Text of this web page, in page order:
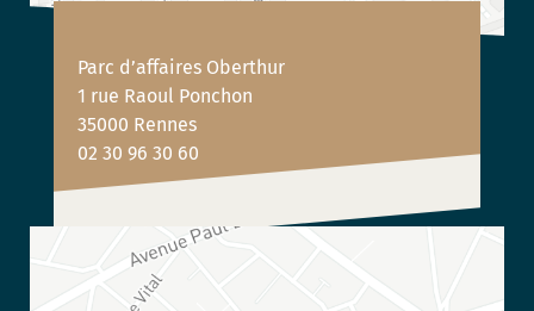
Parc d’affaires Oberthur
1 rue Raoul Ponchon
35000 Rennes
02 30 96 30 60